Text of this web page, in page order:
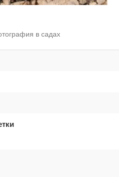
в садах